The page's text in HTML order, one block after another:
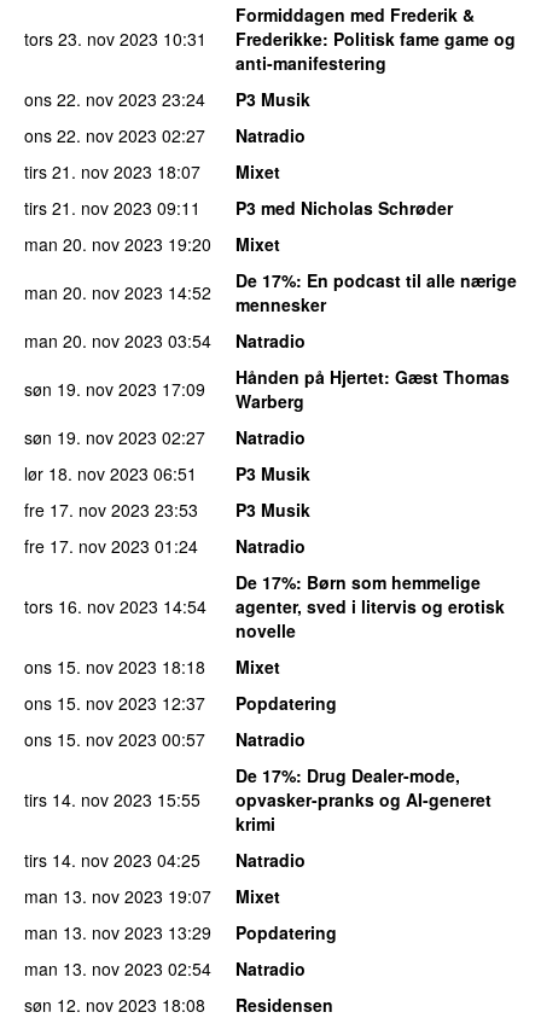
tors 23. nov 2023 10:31
Formiddagen med Frederik &
Frederikke: Politisk fame game og
anti-manifestering
ons 22. nov 2023 23:24
P3 Musik
ons 22. nov 2023 02:27
Natradio
tirs 21. nov 2023 18:07
Mixet
tirs 21. nov 2023 09:11
P3 med Nicholas Schrøder
man 20. nov 2023 19:20
Mixet
man 20. nov 2023 14:52 De 17%: En podcast til alle nærige
mennesker
man 20. nov 2023 03:54
Natradio
søn 19. nov 2023 17:09 Hånden på Hjertet: Gæst Thomas
Warberg
søn 19. nov 2023 02:27
Natradio
lør 18. nov 2023 06:51
P3 Musik
fre 17. nov 2023 23:53
P3 Musik
fre 17. nov 2023 01:24 Natradio
tors 16. nov 2023 14:54
De 17%: Børn som hemmelige
agenter, sved i litervis og erotisk
novelle
ons 15. nov 2023 18:18
Mixet
ons 15. nov 2023 12:37
Popdatering
ons 15. nov 2023 00:57 Natradio
tirs 14. nov 2023 15:55
De 17%: Drug Dealer-mode,
opvasker-pranks og AI-generet
krimi
tirs 14. nov 2023 04:25
Natradio
man 13. nov 2023 19:07
Mixet
man 13. nov 2023 13:29
Popdatering
man 13. nov 2023 02:54
Natradio
søn 12. nov 2023 18:08
Residensen